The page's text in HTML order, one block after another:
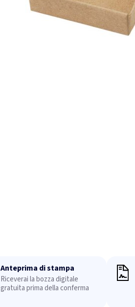
Anteprima di stampa
Riceverai la bozza digitale
gratuita prima della conferma